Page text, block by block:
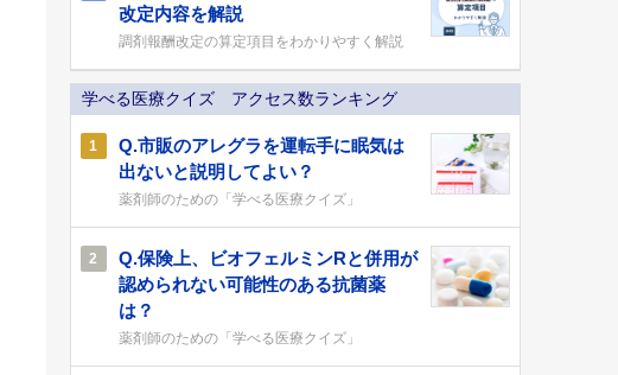
改定内容を解説
調剤報酬改定の算定項目をわかりやすく解説
学べる医療クイズ アクセス数ランキング
1
Q.市販のアレグラを運転手に眠気は
出ないと説明してよい？
薬剤師のための「学べる医療クイズ」
2
Q.保険上、ビオフェルミンRと併用が
認められない可能性のある抗菌薬
は？
薬剤師のための「学べる医療クイズ」